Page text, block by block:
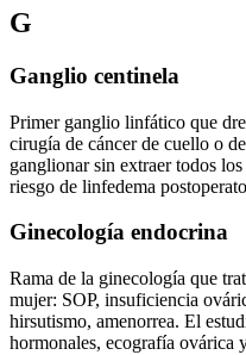
G
Ganglio centinela
Primer ganglio linfático que
cirugía de cáncer de cuello o
ganglionar sin extraer todos
riesgo de linfedema
Ginecología endocrina
Rama de la ginecología que
mujer: SOP, insuficiencia
hirsutismo, amenorrea. El
hormonales, ecografía ovárica